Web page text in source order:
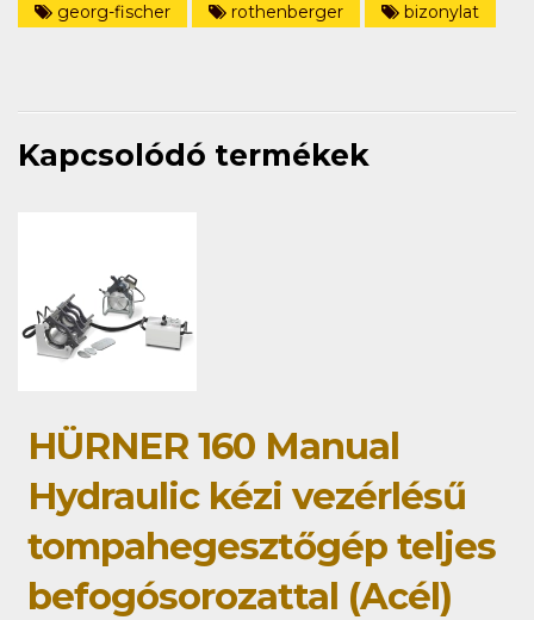
georg-fischer
rothenberger bizonylat
Kapcsolódó termékek
HÜRNER 160 Manual
Hydraulic kézi vezérlésű
tompahegesztőgép teljes
befogósorozattal (Acél)